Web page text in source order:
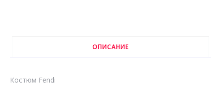
ОПИСАНИЕ
Костюм Fendi